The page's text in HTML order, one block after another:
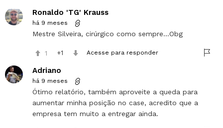
Ronaldo 'TG' Krauss
há 9 meses
Mestre Silveira, cirúrgico como sempre…Obg
1 1 Acesse para responder
Adriano
há 9 meses
Ótimo relatório, também aproveite a queda para
aumentar minha posição no case, acredito que a
empresa tem muito a entregar ainda.